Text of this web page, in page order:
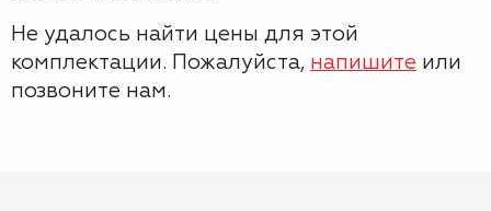
Не удалось найти цены для этой
комплектации. Пожалуйста, напишите или
позвоните нам.